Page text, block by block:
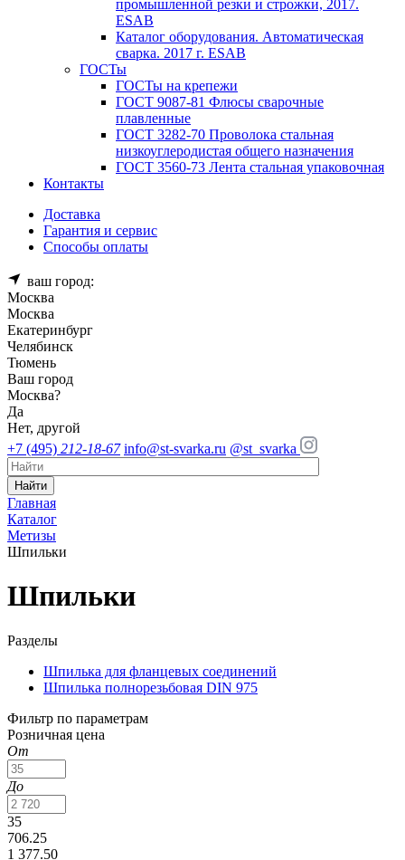
промышленной резки и строжки, 2017.
ESAB
Каталог оборудования. Автоматическая
сварка. 2017 г. ESAB
ГОСТы
ГОСТы на крепежи
ГОСТ 9087-81 Флюсы сварочные
плавленные
ГОСТ 3282-70 Проволока стальная
низкоуглеродистая общего назначения
ГОСТ 3560-73 Лента стальная упаковочная
Контакты
Доставка
Гарантия и сервис
Способы оплаты
ваш город:
Москва
Москва
Екатеринбург
Челябинск
Тюмень
Ваш город
Москва?
Да
Нет, другой
+7 (495) 212-18-67 info@st-svarka.ru @st_svarka
Найти
Главная
Каталог
Метизы
Шпильки
Шпильки
Разделы
Шпилька для фланцевых соединений
Шпилька полнорезьбовая DIN 975
Фильтр по параметрам
Розничная цена
От
До
35
706.25
1 377.50